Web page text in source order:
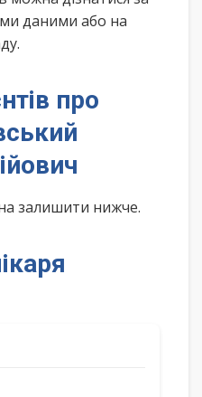
даними або на
про
залишити нижче.